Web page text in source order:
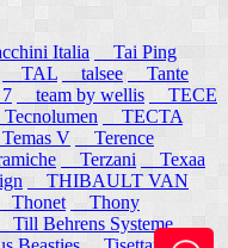
Italia
Tai Ping
TAL talsee
Tante
team by wellis
TECE
TECTA
V
Terence
Terzani
Texaa
THIBAULT VAN
Thonet
Thony
Till Behrens Systeme